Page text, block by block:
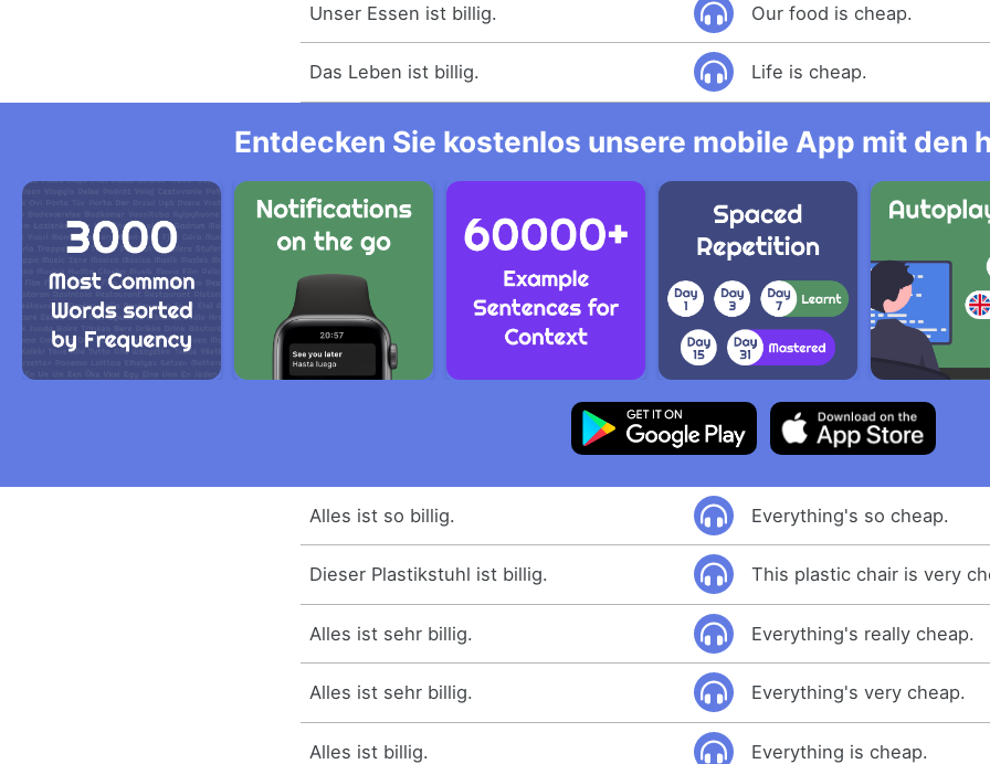
Unser Essen ist billig. Our food is cheap.
Das Leben ist billig. Life is cheap.
Entdecken Sie kostenlos unsere mobile App mit den
Alles ist so billig. Everything's so cheap.
Dieser Plastikstuhl ist billig. This plastic chair is very
Alles ist sehr billig. Everything's really cheap.
Alles ist sehr billig. Everything's very cheap.
Alles ist billig. Everything is cheap.